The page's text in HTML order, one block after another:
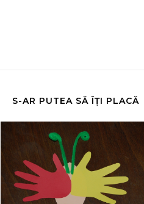
S-AR PUTEA SĂ ÎȚI PLACĂ